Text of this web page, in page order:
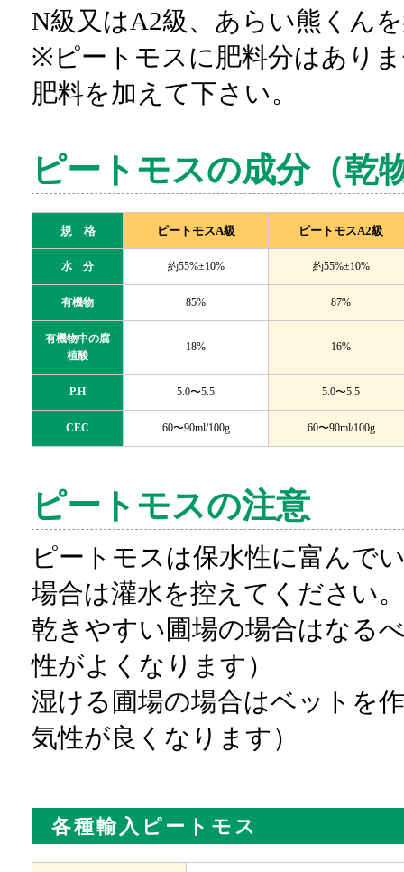
N級又はA2級、あらい熊くん
※ピートモスに肥料分はあり
肥料を加えて下さい。
ピートモスの成分（乾
規 格 ピートモスA級 ピートモスA2級
水 分 約55%±10% 約55%±10%
有機物 85% 87%
有機物中の腐
植酸
18% 16%
P.H 5.0〜5.5 5.0〜5.5
CEC 60〜90ml/100g 60〜90ml/100g
ピートモスの注意
ピートモスは保水性に富んで
場合は灌水を控えてください。
乾きやすい圃場の場合はなる
性がよくなります）
湿ける圃場の場合はベットを
気性が良くなります）
各種輸入ピートモス